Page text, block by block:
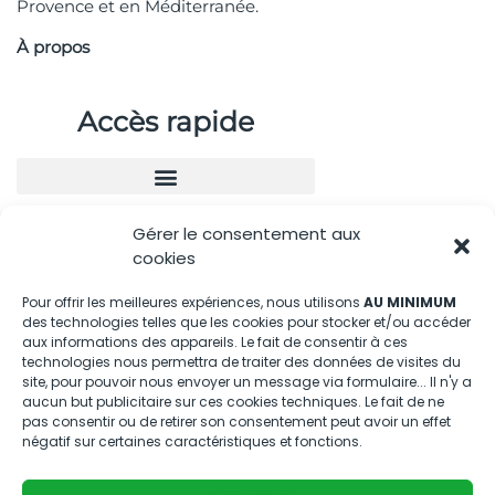
Gérer le consentement aux
cookies
Pour offrir les meilleures expériences, nous utilisons AU MINIMUM
des technologies telles que les cookies pour stocker et/ou accéder
aux informations des appareils. Le fait de consentir à ces
technologies nous permettra de traiter des données de visites du
site, pour pouvoir nous envoyer un message via formulaire... Il n'y a
aucun but publicitaire sur ces cookies techniques. Le fait de ne
pas consentir ou de retirer son consentement peut avoir un effet
négatif sur certaines caractéristiques et fonctions.
Provence et en Méditerranée.
À propos
Accès rapide
Nous contacter
04.88.08.75.28
contactBT@bleu-tomate.fr
Kit média
Kit média Bleu Tomate